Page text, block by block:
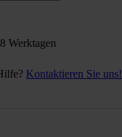
Werktagen
Kontaktieren Sie uns!